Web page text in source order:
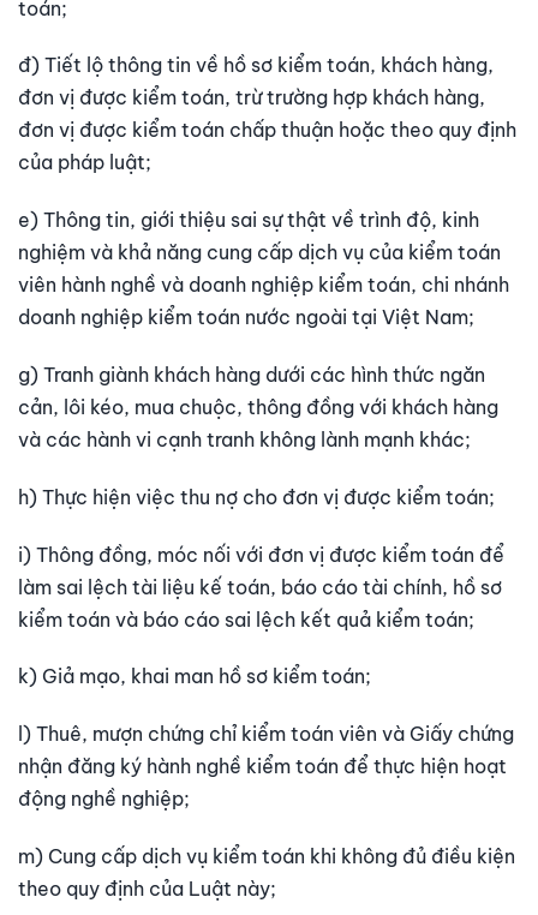
toán;
đ) Tiết lộ thông tin về hồ sơ kiểm toán, khách hàng,
đơn vị được kiểm toán, trừ trường hợp khách hàng,
đơn vị được kiểm toán chấp thuận hoặc theo quy định
của pháp luật;
e) Thông tin, giới thiệu sai sự thật về trình độ, kinh
nghiệm và khả năng cung cấp dịch vụ của kiểm toán
viên hành nghề và doanh nghiệp kiểm toán, chi nhánh
doanh nghiệp kiểm toán nước ngoài tại Việt Nam;
g) Tranh giành khách hàng dưới các hình thức ngăn
cản, lôi kéo, mua chuộc, thông đồng với khách hàng
và các hành vi cạnh tranh không lành mạnh khác;
h) Thực hiện việc thu nợ cho đơn vị được kiểm toán;
i) Thông đồng, móc nối với đơn vị được kiểm toán để
làm sai lệch tài liệu kế toán, báo cáo tài chính, hồ sơ
kiểm toán và báo cáo sai lệch kết quả kiểm toán;
k) Giả mạo, khai man hồ sơ kiểm toán;
l) Thuê, mượn chứng chỉ kiểm toán viên và Giấy chứng
nhận đăng ký hành nghề kiểm toán để thực hiện hoạt
động nghề nghiệp;
m) Cung cấp dịch vụ kiểm toán khi không đủ điều kiện
theo quy định của Luật này;